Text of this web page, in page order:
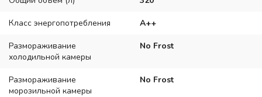
Класс энергопотребления A++
Размораживание
холодильной камеры
No Frost
Размораживание
морозильной камеры
No Frost